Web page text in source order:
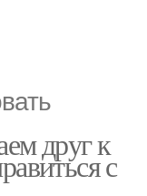
друг к
с